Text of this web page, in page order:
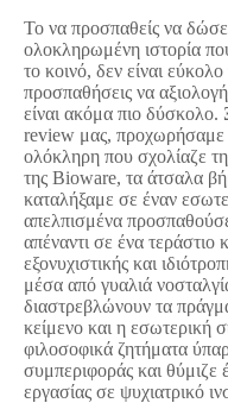
Το να προσπαθείς να
ολοκληρωμένη ιστορία
το κοινό, δεν είναι
προσπαθήσεις να
είναι ακόμα πιο
review μας, προχωρήσαμε
ολόκληρη που σχολίαζε
της Bioware, τα άτσαλα
καταλήξαμε σε έναν
απελπισμένα
απέναντι σε ένα τεράστιο
εξονυχιστικής και
μέσα από γυαλιά
διαστρεβλώνουν τα
κείμενο και η εσωτερική
φιλοσοφικά ζητήματα
συμπεριφοράς και θύμιζε
εργασίας σε ψυχιατρικό